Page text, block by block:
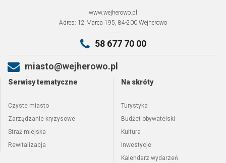
www.wejherowo.pl
Adres: 12 Marca 195, 84-200 Wejherowo
58 677 70 00
miasto@wejherowo.pl
Serwisy tematyczne
Czyste miasto
Zarządzanie kryzysowe
Straż miejska
Rewitalizacja
Na skróty
Turystyka
Budżet obywatelski
Kultura
Inwestycje
Kalendarz wydarzeń